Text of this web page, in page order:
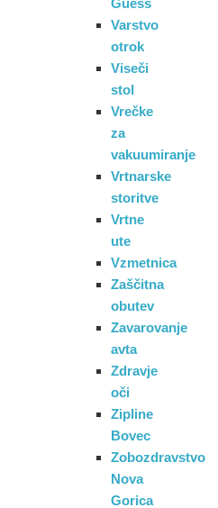
Guess
Varstvo
otrok
Viseči
stol
Vrečke
za
vakuumiranje
Vrtnarske
storitve
Vrtne
ute
Vzmetnica
Zaščitna
obutev
Zavarovanje
avta
Zdravje
oči
Zipline
Bovec
Zobozdravstvo
Nova
Gorica